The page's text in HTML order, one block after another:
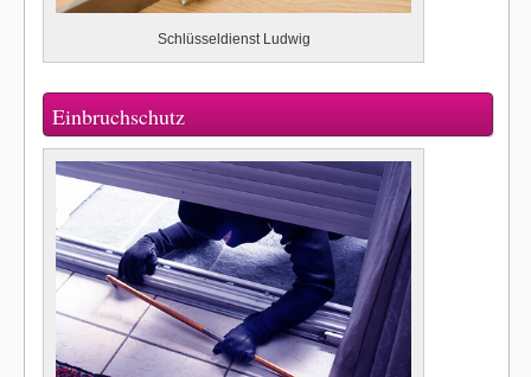
Schlüsseldienst Ludwig
Einbruchschutz